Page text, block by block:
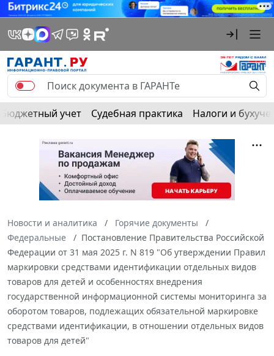
Бюджетный учет Судебная практика Налоги и
Новости и аналитика
Горячие документы
Федеральные
Постановление Правительства Российской
Федерации от 31 мая 2025 г. N 819 "Об утверждении Правил
маркировки средствами идентификации отдельных видов
товаров для детей и особенностях внедрения
государственной информационной системы мониторинга за
оборотом товаров, подлежащих обязательной маркировке
средствами идентификации, в отношении отдельных видов
товаров для детей"